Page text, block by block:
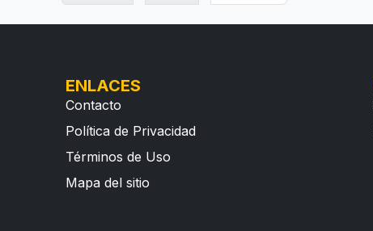
ENLACES
Contacto
Política de Privacidad
Términos de Uso
Mapa del sitio